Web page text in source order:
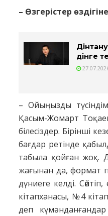
– Өзгерістер
дінге
– Ойыңызды
Қасым-Жомарт Тоқаев
білесіздер. Бірінші
бағдар ретінде
табыла қойған жоқ.
жағынан да, формат
дүниеге келді.
кітапханасы, №4
деп